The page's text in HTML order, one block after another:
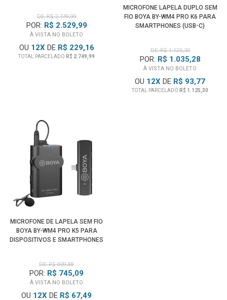
DE: R$ 2.749,99
POR: R$ 2.529,99
À VISTA NO BOLETO
OU 12XDE R$ 229,16
TOTAL PARCELADO R$ 2.749,99
MICROFONE LAPELA DUPLO SEM
FIO BOYA BY-WM4 PRO K6 PARA
SMARTPHONES (USB-C)
DE: R$ 1.125,30
POR: R$ 1.035,28
À VISTA NO BOLETO
OU 12X DE R$ 93,77
TOTAL PARCELADO R$ 1.125,30
MICROFONE DE LAPELA SEM FIO
BOYA BY-WM4 PRO K5 PARA
DISPOSITIVOS E SMARTPHONES
DE: R$ 809,88
POR: R$ 745,09
À VISTA NO BOLETO
OU 12X DE R$ 67,49